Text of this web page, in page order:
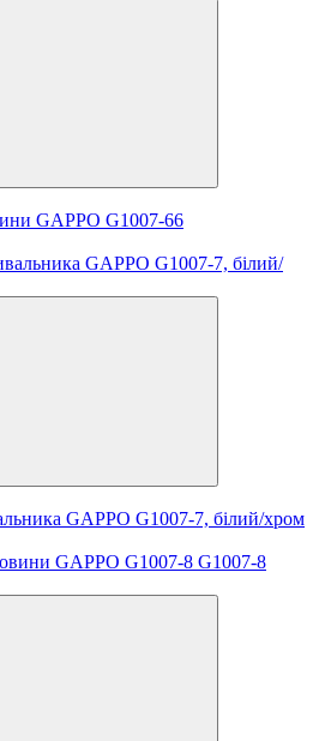
GAPPO G1007-66
GAPPO G1007-7, білий/хром